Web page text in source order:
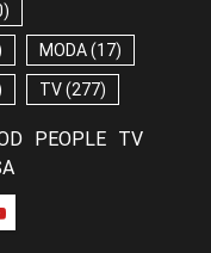
MODA(17)
TV(277)
PEOPLE
TV